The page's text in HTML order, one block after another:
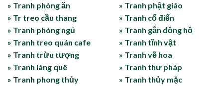
» Tranh phòng ăn
» Tr treo cầu thang
» Tranh phòng ngủ
» Tranh treo quán cafe
» Tranh trừu tượng
» Tranh làng quê
» Tranh phong thủy
» Tranh phật giáo
» Tranh cổ điển
» Tranh gắn đồng hồ
» Tranh tĩnh vật
» Tranh vẽ hoa
» Tranh thư pháp
» Tranh thủy mặc